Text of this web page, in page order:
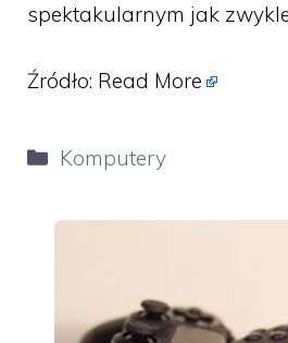
spektakularnym jak
Źródło: Read More
Kategorie
Komputery